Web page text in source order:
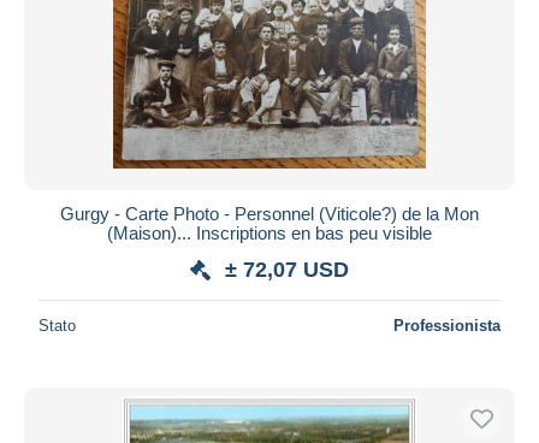
Gurgy - Carte Photo - Personnel (Viticole?) de la Mon
(Maison)... Inscriptions en bas peu visible
± 72,07 USD
Stato Professionista